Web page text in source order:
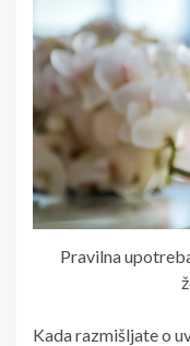
Pravilna
Kada razmišljate o